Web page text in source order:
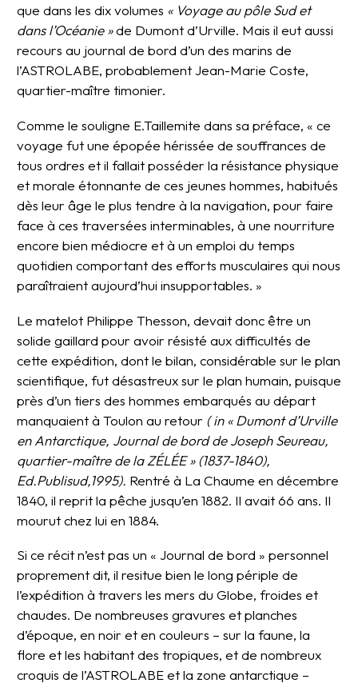
que dans les dix volumes « Voyage au pôle Sud et
dans l’Océanie »de Dumont d’Urville. Mais il eut aussi
recours au journal de bord d’un des marins de
l’ASTROLABE, probablement Jean-Marie Coste,
quartier-maître timonier.
Comme le souligne E.Taillemite dans sa préface, « ce
voyage fut une épopée hérissée de souffrances de
tous ordres et il fallait posséder la résistance physique
et morale étonnante de ces jeunes hommes, habitués
dès leur âge le plus tendre à la navigation, pour faire
face à ces traversées interminables, à une nourriture
encore bien médiocre et à un emploi du temps
quotidien comportant des efforts musculaires qui nous
paraîtraient aujourd’hui insupportables. »
Le matelot Philippe Thesson, devait donc être un
solide gaillard pour avoir résisté aux difficultés de
cette expédition, dont le bilan, considérable sur le plan
scientifique, fut désastreux sur le plan humain, puisque
près d’un tiers des hommes embarqués au départ
manquaient à Toulon au retour ( in « Dumont d’Urville
en Antarctique, Journal de bord de Joseph Seureau,
quartier-maître de la ZÉLÉE » (1837-1840),
Ed.Publisud,1995). Rentré à La Chaume en décembre
1840, il reprit la pêche jusqu’en 1882. Il avait 66 ans. Il
mourut chez lui en 1884.
Si ce récit n’est pas un « Journal de bord » personnel
proprement dit, il resitue bien le long périple de
l’expédition à travers les mers du Globe, froides et
chaudes. De nombreuses gravures et planches
d’époque, en noir et en couleurs – sur la faune, la
flore et les habitant des tropiques, et de nombreux
croquis de l’ASTROLABE et la zone antarctique –